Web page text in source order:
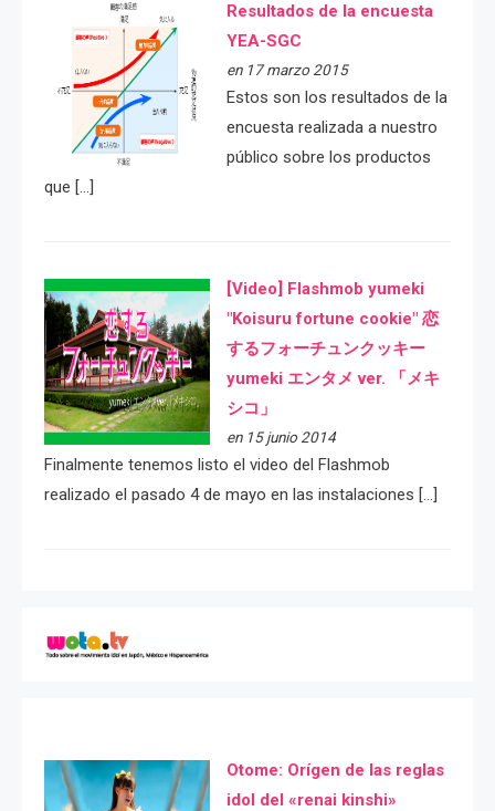
Resultados de la encuesta
YEA-SGC
en 17 marzo 2015
Estos son los resultados de la
encuesta realizada a nuestro
público sobre los productos
que […]
[Video] Flashmob yumeki
"Koisuru fortune cookie" 恋
するフォーチュンクッキー
yumeki エンタメ ver. 「メキ
シコ」
en 15 junio 2014
Finalmente tenemos listo el video del Flashmob
realizado el pasado 4 de mayo en las instalaciones […]
Otome: Orígen de las reglas
idol del «renai kinshi»